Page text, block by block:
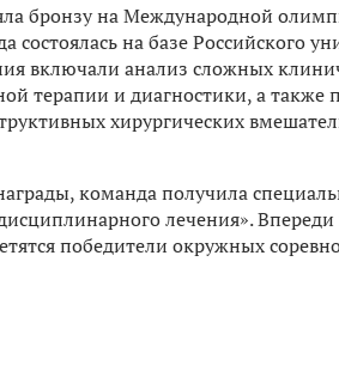
бронзу на Международной
на базе Российского
включали анализ сложных
терапии и диагностики, а также
хирургических
команда получила
лечения».
победители окружных